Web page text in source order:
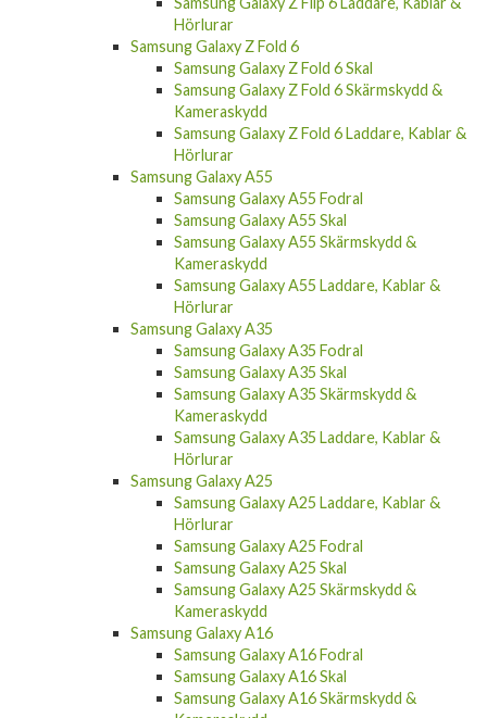
Samsung Galaxy Z Flip 6
Samsung Galaxy Z Flip 6 Skal
Samsung Galaxy Z Flip 6 Skärmskydd &
Kameraskydd
Samsung Galaxy Z Flip 6 Laddare, Kablar &
Hörlurar
Samsung Galaxy Z Fold 6
Samsung Galaxy Z Fold 6 Skal
Samsung Galaxy Z Fold 6 Skärmskydd &
Kameraskydd
Samsung Galaxy Z Fold 6 Laddare, Kablar &
Hörlurar
Samsung Galaxy A55
Samsung Galaxy A55 Fodral
Samsung Galaxy A55 Skal
Samsung Galaxy A55 Skärmskydd &
Kameraskydd
Samsung Galaxy A55 Laddare, Kablar &
Hörlurar
Samsung Galaxy A35
Samsung Galaxy A35 Fodral
Samsung Galaxy A35 Skal
Samsung Galaxy A35 Skärmskydd &
Kameraskydd
Samsung Galaxy A35 Laddare, Kablar &
Hörlurar
Samsung Galaxy A25
Samsung Galaxy A25 Laddare, Kablar &
Hörlurar
Samsung Galaxy A25 Fodral
Samsung Galaxy A25 Skal
Samsung Galaxy A25 Skärmskydd &
Kameraskydd